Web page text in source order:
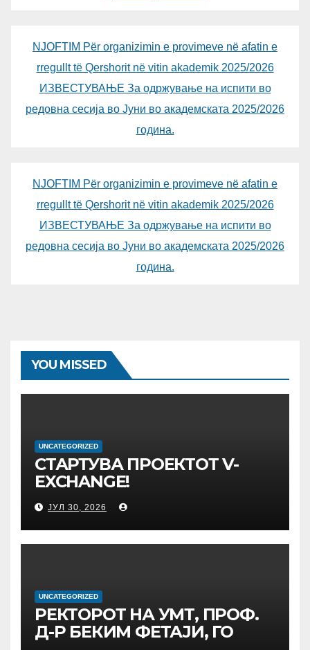
NJOFTIM Për organizimin e provimeve në afatin e
rregullt të Qershorit në vitin akademik 2025/2026
ИЗВЕСТУВАЊЕ За одржување на испити во
редовна сесија во Јуни во академската 2025/2026
година.
NJOFTIM Për organizimin e provimeve në afatin e
rregullt të Qershorit në vitin akademik 2025/2026
ИЗВЕСТУВАЊЕ За одржување на испити во
редовна сесија во Јуни во академската 2025/2026
година.
YOU MISSED
UNCATEGORIZED
СТАРТУВА ПРОЕКТОТ V-
EXCHANGE!
УНИВЕРЗИТЕТОТ „МАЈКА
ТЕРЕЗА“ ВО СКОПЈЕ ЈА
ПРЕДВОДИ
МЕЃУНАРОДНАТА
ДИГИТАЛНО
ОБРАЗОВАНИЕ И
ГЛОБАЛНО ГРАЃАНСТВО
ЈУЛ 30, 2026
UNCATEGORIZED
РЕКТОРОТ НА УМТ, ПРОФ.
Д-Р БЕКИМ ФЕТАЈИ, ГО